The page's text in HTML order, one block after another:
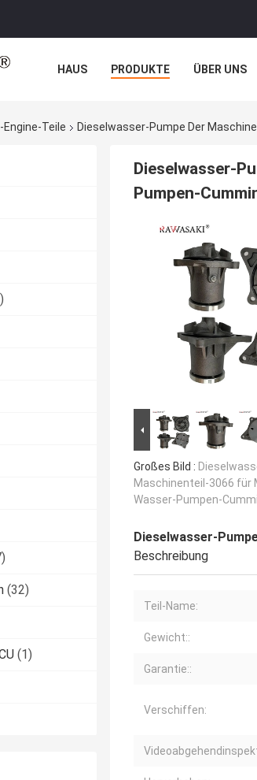
HAUS PRODUKTE ÜBER UNS
Engine-Teile Dieselwasser-Pumpe Der
(32)
(1)
Dieselwasser-
Pumpen-
Großes Bild :
Maschinenteil-3066 für
Wasser-Pumpen-
Dieselwasser-
Beschreibung
Teil-Name:
Gewicht::
Garantie::
Verschiffen: